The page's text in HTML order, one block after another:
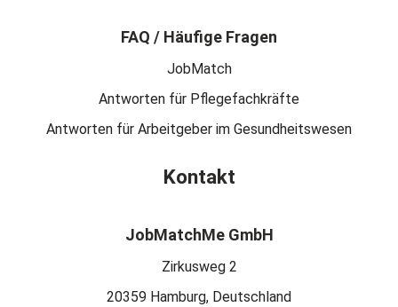
FAQ / Häufige Fragen
JobMatch
Antworten für Pflegefachkräfte
Antworten für Arbeitgeber im Gesundheitswesen
Kontakt
JobMatchMe GmbH
Zirkusweg 2
20359 Hamburg, Deutschland